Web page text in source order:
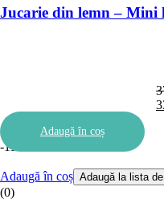
Jucarie din lemn – Mini
Adaugă în coș
-11%
Adaugă în coș Adaugă la lista
(0)